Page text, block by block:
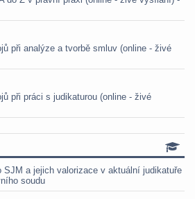
při analýze a tvorbě smluv (online - živé
při práci s judikaturou (online - živé
a jejich valorizace v aktuální judikatuře
soudu